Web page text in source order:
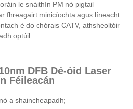
le snáithín PM nó pigtail
fhreagairt minicíochta agus líneacht
é do chórais CATV, athsheoltóir
optúil.
DFB Dé-óid Laser
Féileacán
a shaincheapadh;